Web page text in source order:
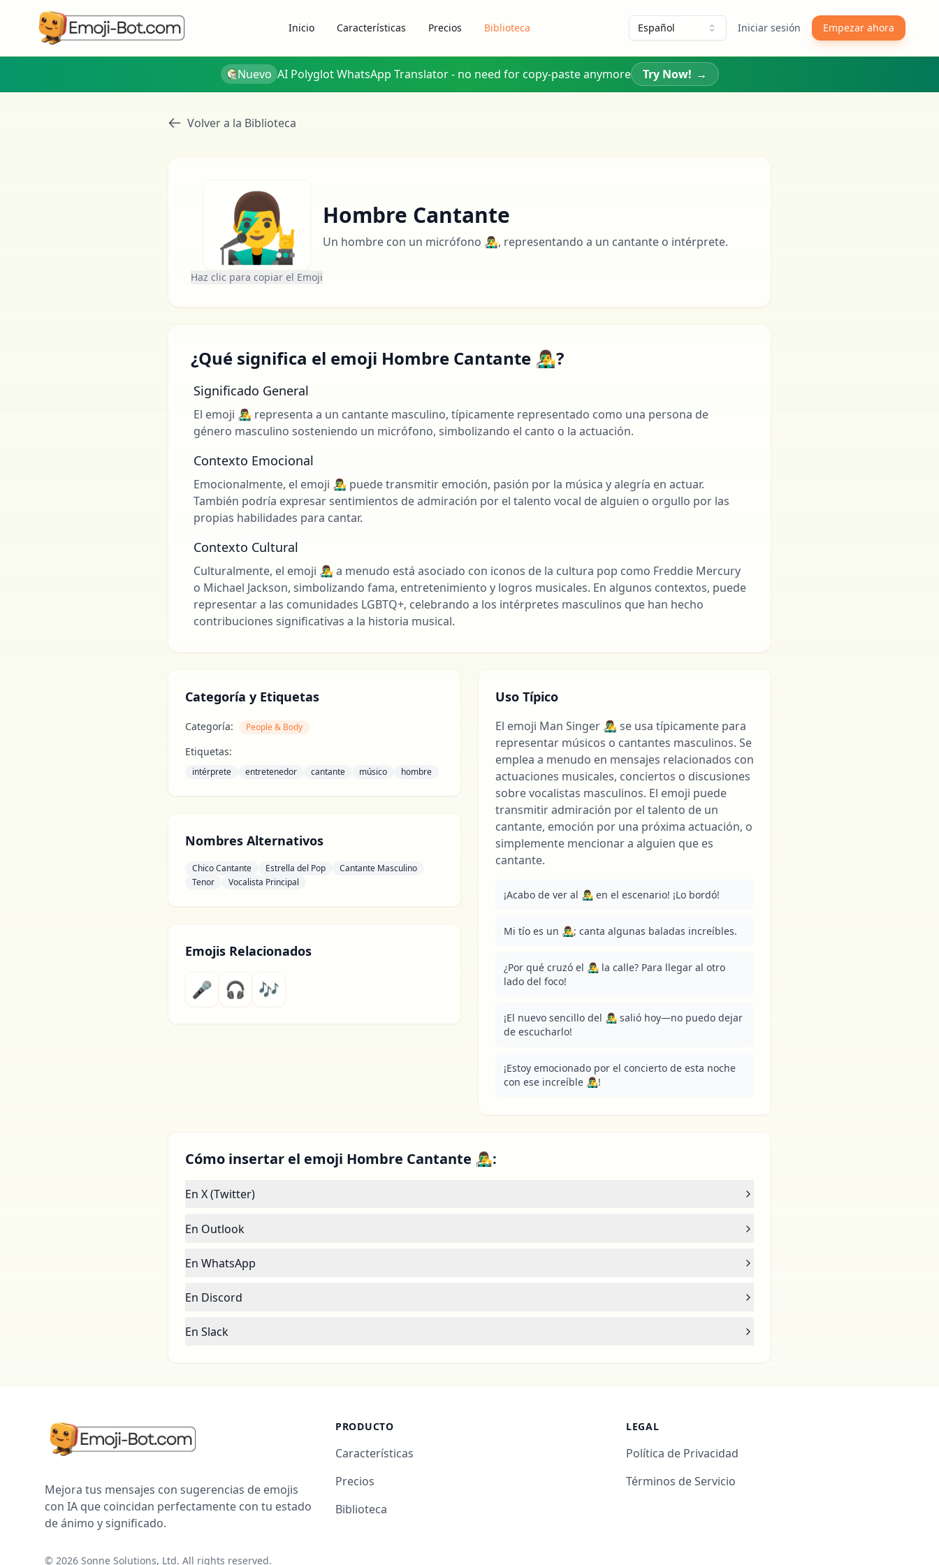
Inicio Características Precios Biblioteca Español Iniciar sesión Empezar ahora
Nuevo AI Polyglot WhatsApp Translator - no need for copy-paste anymore Try Now! →
Volver a la Biblioteca
👨‍🎤
Haz clic para copiar el Emoji
Hombre Cantante
Un hombre con un micrófono 👨‍🎤, representando a un cantante o intérprete.
¿Qué significa el emoji Hombre Cantante 👨‍🎤?
Significado General
El emoji 👨‍🎤 representa a un cantante masculino, típicamente representado como una persona de
género masculino sosteniendo un micrófono, simbolizando el canto o la actuación.
Contexto Emocional
Emocionalmente, el emoji 👨‍🎤 puede transmitir emoción, pasión por la música y alegría en actuar.
También podría expresar sentimientos de admiración por el talento vocal de alguien o orgullo por las
propias habilidades para cantar.
Contexto Cultural
Culturalmente, el emoji 👨‍🎤 a menudo está asociado con iconos de la cultura pop como Freddie Mercury
o Michael Jackson, simbolizando fama, entretenimiento y logros musicales. En algunos contextos, puede
representar a las comunidades LGBTQ+, celebrando a los intérpretes masculinos que han hecho
contribuciones significativas a la historia musical.
Categoría y Etiquetas
Categoría: People & Body
Etiquetas:
intérprete entretenedor cantante músico hombre
Nombres Alternativos
Chico Cantante Estrella del Pop
Cantante Masculino
Tenor
Vocalista Principal
Emojis Relacionados
🎤 🎧 🎶
Uso Típico
El emoji Man Singer 👨‍🎤 se usa típicamente para
representar músicos o cantantes masculinos. Se
emplea a menudo en mensajes relacionados con
actuaciones musicales, conciertos o discusiones
sobre vocalistas masculinos. El emoji puede
transmitir admiración por el talento de un
cantante, emoción por una próxima actuación, o
simplemente mencionar a alguien que es
cantante.
¡Acabo de ver al 👨‍🎤 en el escenario! ¡Lo bordó!
Mi tío es un 👨‍🎤; canta algunas baladas increíbles.
¿Por qué cruzó el 👨‍🎤 la calle? Para llegar al otro
lado del foco!
¡El nuevo sencillo del 👨‍🎤 salió hoy—no puedo dejar
de escucharlo!
¡Estoy emocionado por el concierto de esta noche
con ese increíble 👨‍🎤!
Cómo insertar el emoji Hombre Cantante 👨‍🎤:
En X (Twitter)
En Outlook
En WhatsApp
En Discord
En Slack
Mejora tus mensajes con sugerencias de emojis
con IA que coincidan perfectamente con tu estado
de ánimo y significado.
© 2026 Sonne Solutions, Ltd. All rights reserved.
PRODUCTO
Características
Precios
Biblioteca
LEGAL
Política de Privacidad
Términos de Servicio